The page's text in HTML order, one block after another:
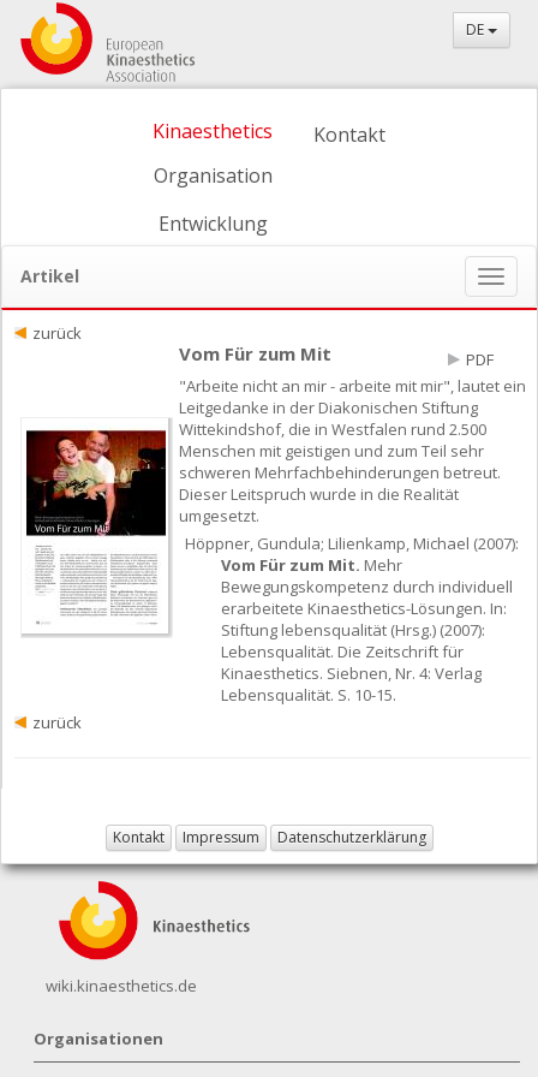
DE
Kinaesthetics
Organisation
Entwicklung
Kontakt
Artikel
ein-/
zurück
Vom Für zum Mit
PDF
"Arbeite nicht an mir - arbeite mit mir", lautet ein
Leitgedanke in der Diakonischen Stiftung
Wittekindshof, die in Westfalen rund 2.500
Menschen mit geistigen und zum Teil sehr
schweren Mehrfachbehinderungen betreut.
Dieser Leitspruch wurde in die Realität
umgesetzt.
Höppner, Gundula; Lilienkamp, Michael (2007):
Vom Für zum Mit. Mehr
Bewegungskompetenz durch individuell
erarbeitete Kinaesthetics-Lösungen. In:
Stiftung lebensqualität (Hrsg.) (2007):
Lebensqualität. Die Zeitschrift für
Kinaesthetics. Siebnen, Nr. 4: Verlag
Lebensqualität. S. 10-15.
zurück
Kontakt Impressum Datenschutzerklärung
wiki.kinaesthetics.de
Organisationen